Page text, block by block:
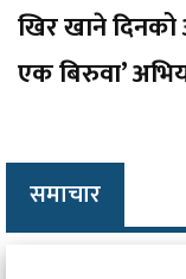
खिर खाने दिनको
एक बिरुवा’
समाचार